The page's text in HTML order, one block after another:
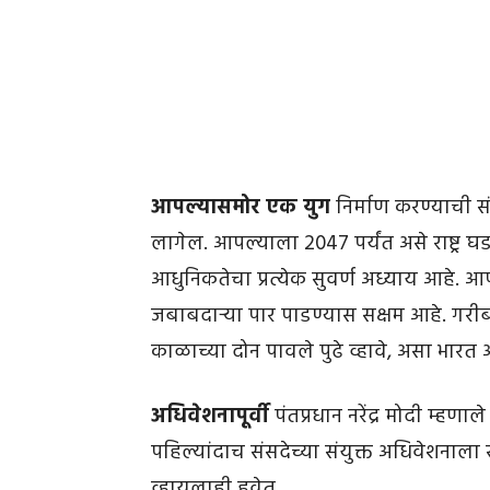
आपल्यासमोर एक युगनिर्माण
लागेल. आपल्याला 2047 पर्यंत असे
आधुनिकतेचा प्रत्येक सुवर्ण अध्याय आहे.
जबाबदाऱ्या पार पाडण्यास सक्षम आहे.
काळाच्या दोन पावले पुढे व्हावे, असा भारत
अधिवेशनापूर्वीपंतप्रधान नरेंद्र मोदी
पहिल्यांदाच संसदेच्या संयुक्त